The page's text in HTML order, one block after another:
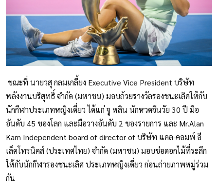
ขณะที่ นายวสุ กลมเกลี้ยง Executive Vice President บริษัท
พลังงานบริสุทธิ์ จำกัด (มหาชน) มอบถ้วยรางวัลรองชนะเลิศให้กับ
นักกีฬาประเภทหญิงเดี่ยว ได้แก่ จู หลิน นักหวดจีนวัย 30 ปี มือ
อันดับ 45 ของโลก และมือวางอันดับ 2 ของรายการ และ Mr.Alan
Kam Independent board of director of บริษัท แคล-คอมพ์ อี
เล็คโทรนิคส์ (ประเทศไทย) จำกัด (มหาชน) มอบช่อดอกไม้ที่ระลึก
ให้กับนักกีฬารองชนะเลิศ ประเภทหญิงเดี่ยว ก่อนถ่ายภาพหมู่ร่วม
กัน